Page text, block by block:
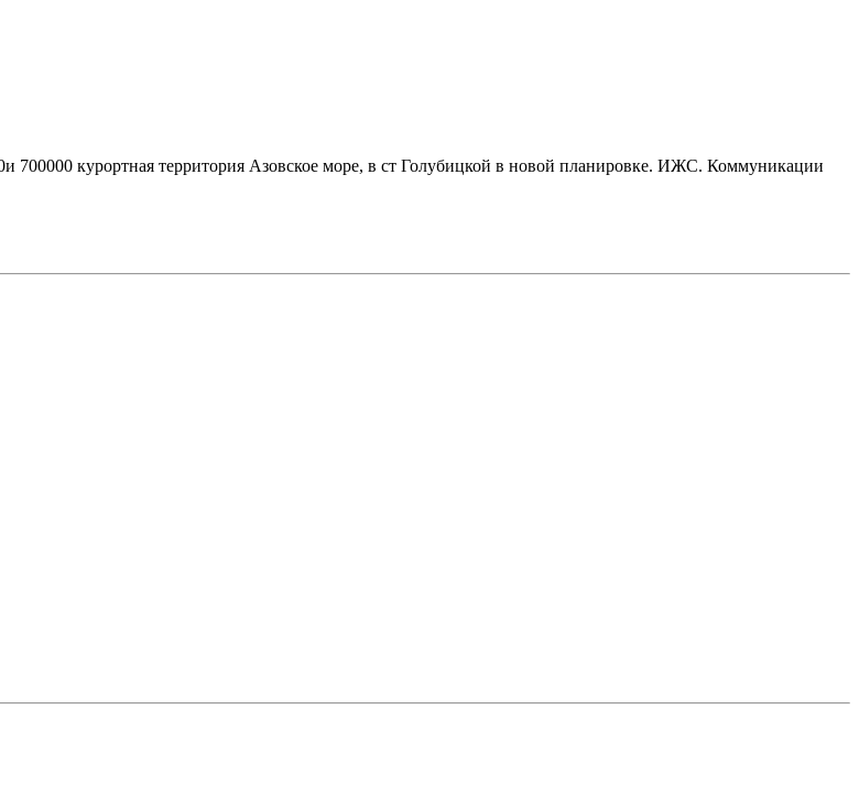
700000 курортная территория Азовское море, в ст Голубицкой в новой планировке. ИЖС. Коммуникации